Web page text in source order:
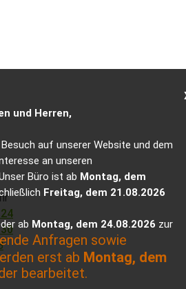
und Herren,
auf unserer Website und dem
an unseren
Büro ist ab Montag, dem
Freitag, dem 21.08.2026
ab Montag, dem 24.08.2026 zur
Anfragen sowie
erst ab Montag, dem
bearbeitet.